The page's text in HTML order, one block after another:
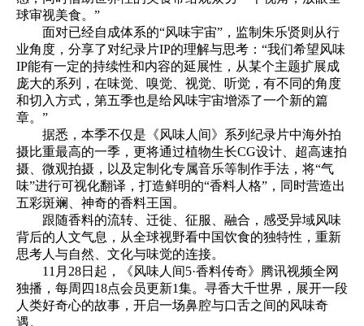
球审视美食。”
面对已经自成体系的“风味宇宙”，监制朱乐贤则从行
业角度，分享了对纪录片IP的理解与思考：“我们希望风味
IP能有一定的持续性和内容的延展性，从某个主题扩展成
庞大的系列，在味觉、嗅觉、视觉、听觉，有不同的角度
和切入方式，第五季也是给风味宇宙增添了一个新的篇
章。”
据悉，本季不仅是《风味人间》系列纪录片中海外拍
摄比重最高的一季，更将通过植物生长CG设计、超高速拍
摄、微观拍摄，以及定制化专属音乐等制作手法，将“气
味”进行可视化翻译，打造鲜明的“香料人格”，同时营造出
五彩斑斓、神奇的香料王国。
跟随香料的流转、迁徙、征服、融合，感受异域风味
背后的人文气息，从全球视野看中国饮食的独特性，重新
思考人与自然、文化与味觉的连接。
11月28日起，《风味人间5·香料传奇》腾讯视频全网
独播，每周四18点会员更新1集。寻香大千世界，展开一段
人类好奇心的故事，开启一场鼻腔与口舌之间的风味奇
遇。